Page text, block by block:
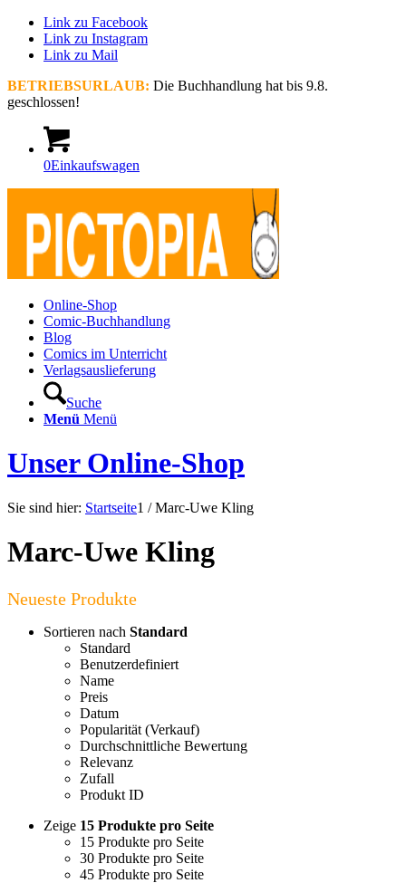
Link zu Facebook
Link zu Instagram
Link zu Mail
BETRIEBSURLAUB: Die Buchhandlung hat bis 9.8.
geschlossen!
0Einkaufswagen
Online-Shop
Comic-Buchhandlung
Blog
Comics im Unterricht
Verlagsauslieferung
Suche
Menü Menü
Unser Online-Shop
Sie sind hier: Startseite1 / Marc-Uwe Kling
Marc-Uwe Kling
Sortieren nach Standard
Standard
Benutzerdefiniert
Name
Preis
Datum
Popularität (Verkauf)
Durchschnittliche Bewertung
Relevanz
Zufall
Produkt ID
Zeige 15 Produkte pro Seite
15 Produkte pro Seite
30 Produkte pro Seite
45 Produkte pro Seite